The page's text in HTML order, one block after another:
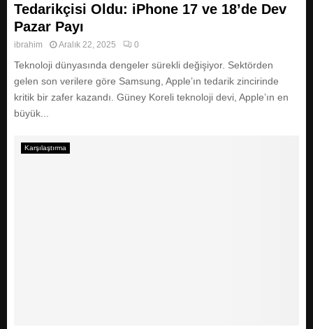
Tedarikçisi Oldu: iPhone 17 ve 18’de Dev
Pazar Payı
ibrahim Aralık 22, 2025 0
Teknoloji dünyasında dengeler sürekli değişiyor. Sektörden
gelen son verilere göre Samsung, Apple’ın tedarik zincirinde
kritik bir zafer kazandı. Güney Koreli teknoloji devi, Apple’ın en
büyük...
Karşılaştırma